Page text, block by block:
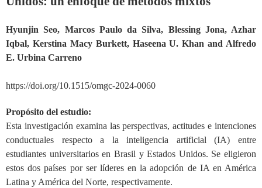
Hyunjin Seo, Marcos Paulo da Silva, Blessing Jona, Azhar
Iqbal, Kerstina Macy Burkett, Haseena U. Khan and Alfredo
E. Urbina Carreno
https://doi.org/10.1515/omgc-2024-0060
Propósito del estudio:
Esta investigación examina las perspectivas, actitudes e intenciones
conductuales respecto a la inteligencia artificial (IA) entre
estudiantes universitarios en Brasil y Estados Unidos. Se eligieron
estos dos países por ser líderes en la adopción de IA en América
Latina y América del Norte, respectivamente.